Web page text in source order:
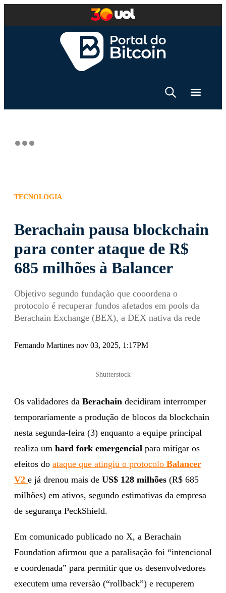
TECNOLOGIA
Berachain pausa blockchain
para conter ataque de R$
685 milhões à Balancer
Objetivo segundo fundação que cooordena o
protocolo é recuperar fundos afetados em pools da
Berachain Exchange (BEX), a DEX nativa da rede
Fernando Martines nov 03, 2025, 1:17PM
Shutterstock
Os validadores da Berachain decidiram interromper
temporariamente a produção de blocos da blockchain
nesta segunda-feira (3) enquanto a equipe principal
realiza um hard fork emergencial para mitigar os
efeitos do ataque que atingiu o protocolo Balancer
V2 e já drenou mais de US$ 128 milhões (R$ 685
milhões) em ativos, segundo estimativas da empresa
de segurança PeckShield.
Em comunicado publicado no X, a Berachain
Foundation afirmou que a paralisação foi “intencional
e coordenada” para permitir que os desenvolvedores
executem uma reversão (“rollback”) e recuperem